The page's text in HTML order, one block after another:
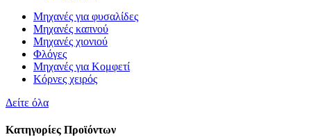
Μηχανές για φυσαλίδες
Μηχανές καπνού
Μηχανές χιονιού
Φλόγες
Μηχανές για Κομφετί
Κόρνες χειρός
Δείτε όλα
Κατηγορίες Προϊόντων